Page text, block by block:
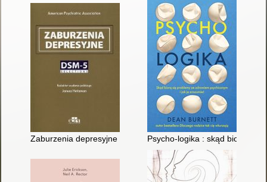
Zaburzenia depresyjne : DSM-5 SelectionsPsycho-logika : skąd biorą się